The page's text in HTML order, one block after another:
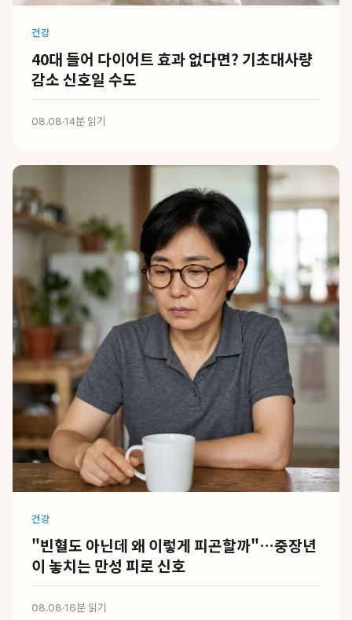
건강
40대 들어 다이어트 효과 없다면? 기초대사량
감소 신호일 수도
08.08·14분 읽기
건강
"빈혈도 아닌데 왜 이렇게 피곤할까"…중장년
이 놓치는 만성 피로 신호
08.08·16분 읽기